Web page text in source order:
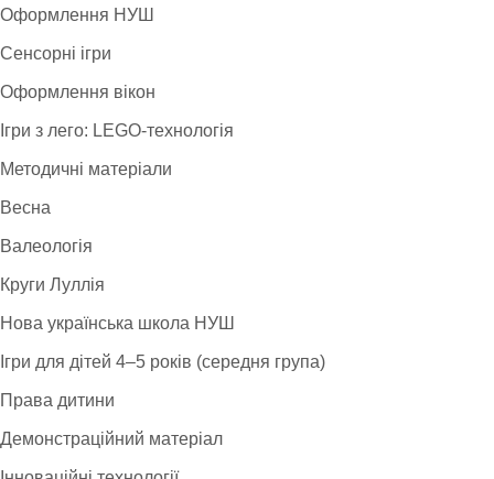
Оформлення НУШ
Сенсорні ігри
Оформлення вікон
Ігри з лего: LEGO-технологія
Методичні матеріали
Весна
Валеологія
Круги Луллія
Нова українська школа НУШ
Ігри для дітей 4–5 років (середня група)
Права дитини
Демонстраційний матеріал